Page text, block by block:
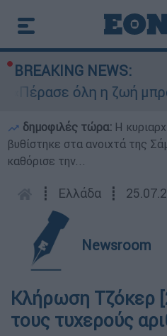
BREAKING NEWS:
όλη η ζωή
δημοφιλές τώρα: Η
βυθίστηκε στα ανοιχτά της
καθόρισε την...
┋ Ελλάδα ┋
Newsroom
Κλήρωση Τζόκερ
τους τυχερούς